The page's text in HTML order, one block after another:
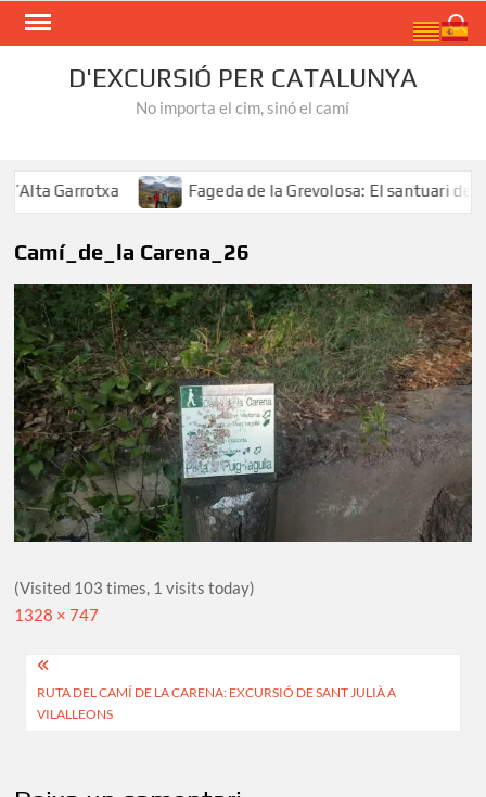
Skip
D'EXCURSIÓ PER CATALUNYA
No importa el cim, sinó el camí
Garrotxa Fageda de la Grevolosa: El santuari dels
Camí_de_la Carena_26
(Visited 103 times, 1 visits today)
Full
1328 × 747
Navegació
d'entrades
RUTA DEL CAMÍ DE LA CARENA: EXCURSIÓ DE SANT JULIÀ A
VILALLEONS